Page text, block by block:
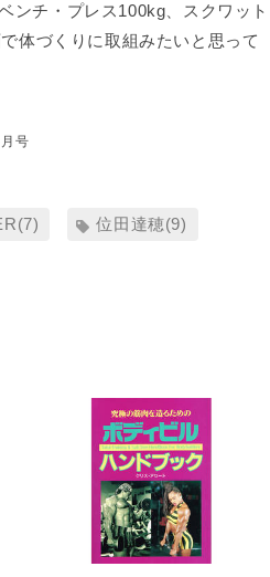
ンチ・プレス100kg、スクワット
体づくりに取組みたいと思って
号
位田達穂(9)